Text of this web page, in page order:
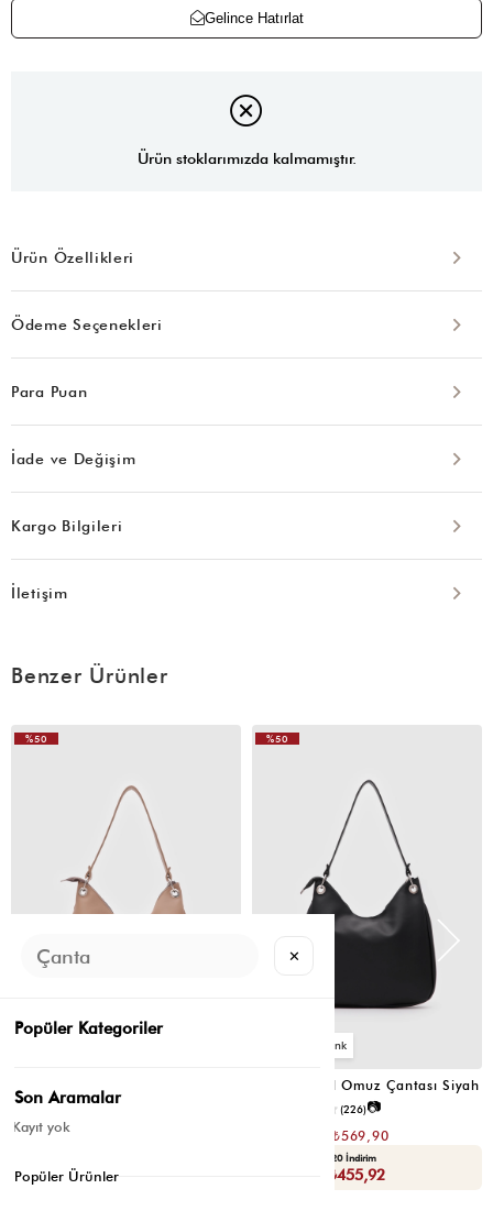
Gelince Hatırlat
Ürün stoklarımızda kalmamıştır.
Ürün Özellikleri
Ödeme Seçenekleri
Para Puan
İade ve Değişim
Kargo Bilgileri
İletişim
Benzer Ürünler
₺1.139,80
Sepette : ₺398,93
%50
Valerie Oval Omuz Çantası Siyah
(226)📷
₺569,90
Yaza Özel Ek %20 İndirim
Sepette : ₺455,92
%50
✕
Popüler Kategoriler
Son Aramalar
Kayıt yok
Popüler Ürünler